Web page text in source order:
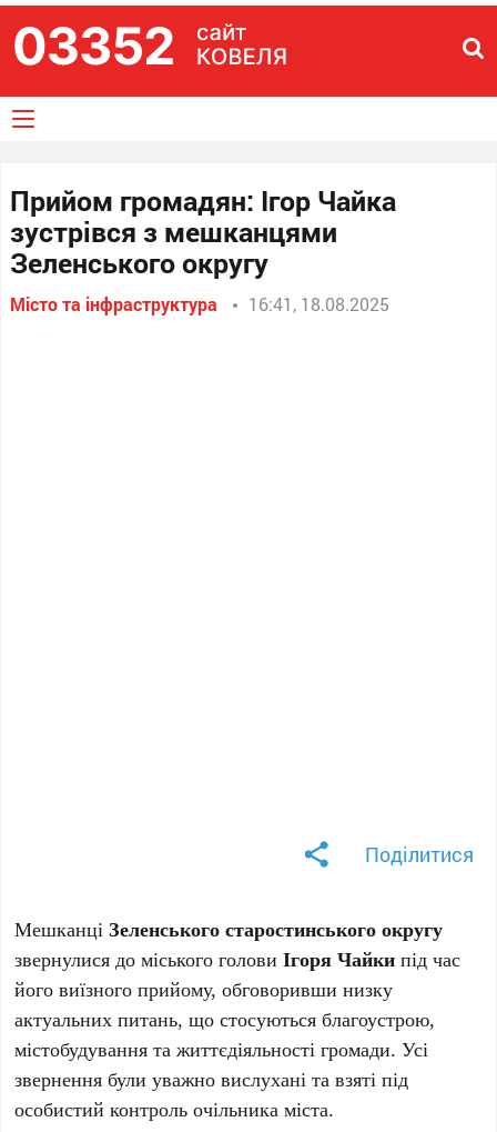
Прийом громадян: Ігор Чайка
зустрівся з мешканцями
Зеленського округу
Місто та інфраструктура 16:41, 18.08.2025
Поділитися
МешканціЗеленського старостинського округу
звернулися до міського головиІгоря Чайки під час
його виїзного прийому, обговоривши низку
актуальних питань, що стосуються благоустрою,
містобудування та життєдіяльності громади. Усі
звернення були уважно вислухані та взяті під
особистий контроль очільника міста.